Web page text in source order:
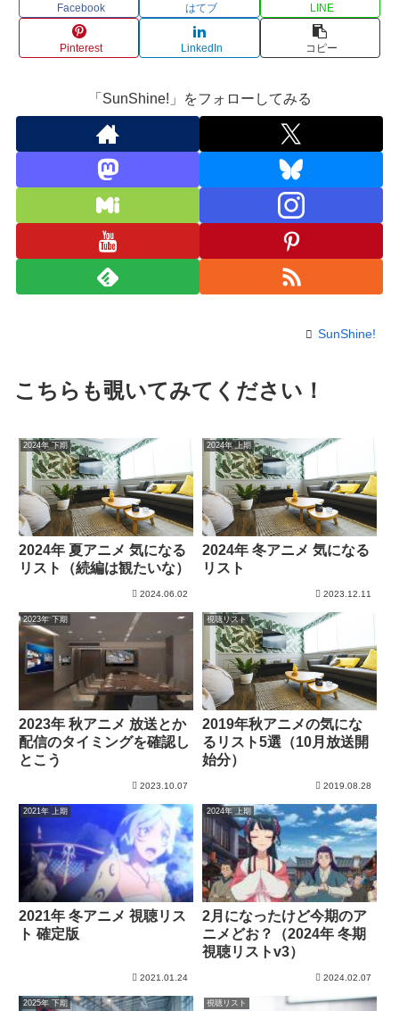
Facebook はてブ LINE
Pinterest LinkedIn コピー
「SunShine!」をフォローしてみる
SunShine!
こちらも覗いてみてください！
2024年 下期
2024年 夏アニメ 気になる
リスト（続編は観たいな）
2024.06.02
2024年 上期
2024年 冬アニメ 気になる
リスト
2023.12.11
2023年 下期
2023年 秋アニメ 放送とか
配信のタイミングを確認し
とこう
2023.10.07
視聴リスト
2019年秋アニメの気にな
るリスト5選（10月放送開
始分）
2019.08.28
2021年 上期
2021年 冬アニメ 視聴リス
ト 確定版
2021.01.24
2024年 上期
2月になったけど今期のア
ニメどお？（2024年 冬期
視聴リストv3）
2024.02.07
2025年 下期 視聴リスト